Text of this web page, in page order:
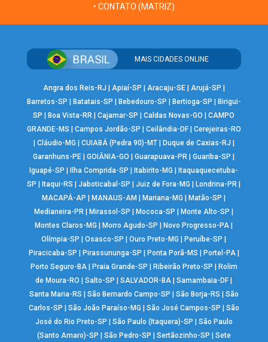
• CONTATO (MATRIZ)
MAIS CIDADES ONLINE
Angra dos Reis-RJ | Apiaí-SP | Aracaju-SE| Arujá-SP |
Barretos-SP | Batatais-SP | Bebedouro-SP | Bertioga-SP | Birigui-
SP |Boa Vista-RR |Cajamar-SP |Caldas Novas-GO |CAMPO
GRANDE-MS | Campos Jordão-SP | Ceilândia-DF| Cerejeiras-RO
| Cláudio-MG | CUIABÁ (Pedra 90)-MT| Duque de Caxias-RJ |
Garanhuns-PE |GOIÂNIA-GO |Guarapuava-PR |Guariba-SP |
Iguapé-SP |Ilha Comprida-SP |Itabirito-MG |Itaquaquecetuba-
SP |Itaqui-RS |Jaboticabal-SP |Juiz de Fora-MG |Londrina-PR |
MACAPÁ-AP |MANAUS-AM |Mariana-MG |Matão-SP |
Medianeira-PR |Mirassol-SP |Mococa-SP |Monte Alto-SP |
Montes Claros-MG |Morro Agudo-SP |Novo Progresso-PA |
Olímpia-SP |Osasco-SP |Ouro Preto-MG |Peruíbe-SP |
Piracicaba-SP | Pirassununga-SP | Ponta Porã-MS | Portel-PA|
Porto Seguro-BA| Praia Grande-SP | Ribeirão Preto-SP | Rolim
de Moura-RO |Salto-SP |SALVADOR-BA |Samambaia-DF |
Santa Maria-RS | São Bernardo Campo-SP | São Borja-RS | São
Carlos-SP | São João Paraíso-MG | São José Campos-SP | São
José do Rio Preto-SP | São Paulo (Itaquera)-SP | São Paulo
(Santo Amaro)-SP | São Pedro-SP | Sertãozinho-SP | Sete